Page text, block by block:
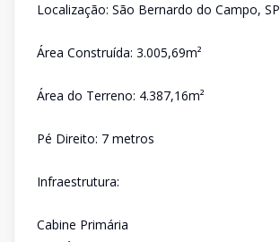
Localização: São Bernardo do Campo, SP
Área Construída: 3.005,69m²
Área do Terreno: 4.387,16m²
Pé Direito: 7 metros
Infraestrutura:
Cabine Primária